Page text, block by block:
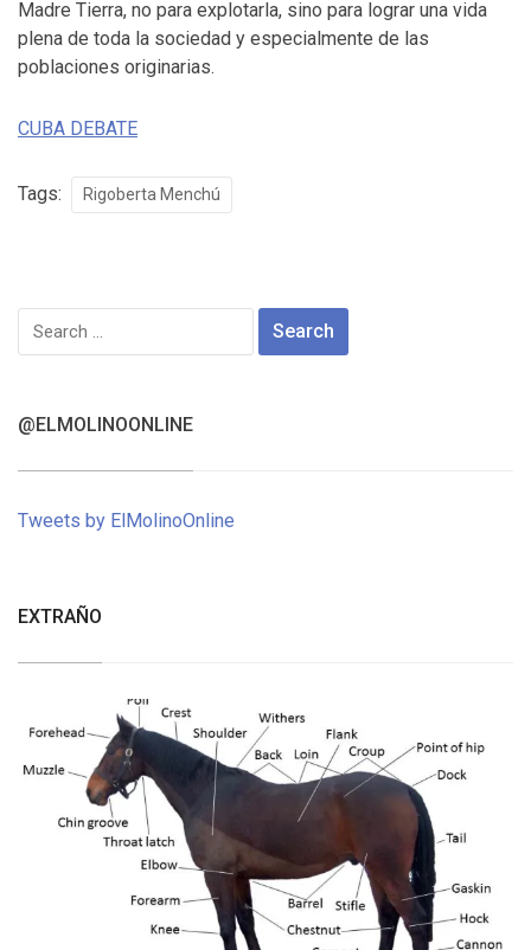
Madre Tierra, no para explotarla, sino para lograr una vida
plena de toda la sociedad y especialmente de las
poblaciones originarias.
CUBA DEBATE
Tags: Rigoberta Menchú
Search
for:
@ELMOLINOONLINE
Tweets by ElMolinoOnline
EXTRAÑO